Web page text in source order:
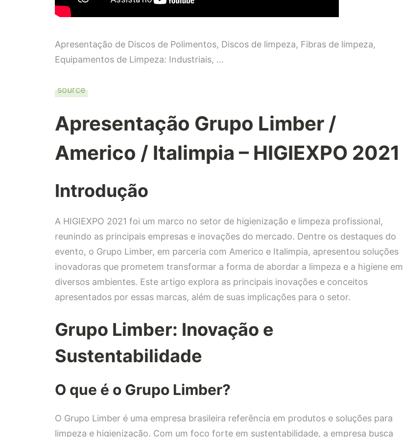
Apresentação de Discos de Polimentos, Discos de limpeza, Fibras de limpeza,
Equipamentos de Limpeza: Industriais, …
source
Apresentação Grupo Limber /
Americo / Italimpia – HIGIEXPO 2021
Introdução
A HIGIEXPO 2021 foi um marco no setor de higienização e limpeza profissional,
reunindo as principais empresas e inovações do mercado. Dentre os destaques do
evento, o Grupo Limber, em parceria com Americo e Italimpia, apresentou soluções
inovadoras que prometem transformar a forma de abordar a limpeza e a higiene em
diversos ambientes. Este artigo explora as principais inovações e conceitos
apresentados por essas marcas, além de suas implicações para o setor.
Grupo Limber: Inovação e
Sustentabilidade
O que é o Grupo Limber?
O Grupo Limber é uma empresa brasileira referência em produtos e soluções para
limpeza e higienização. Com um foco forte em sustentabilidade, a empresa busca